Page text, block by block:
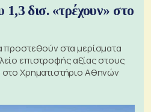
δισ. «τρέχουν» στο
προστεθούν στα μερίσματα
επιστροφής αξίας στους
Χρηματιστήριο Αθηνών